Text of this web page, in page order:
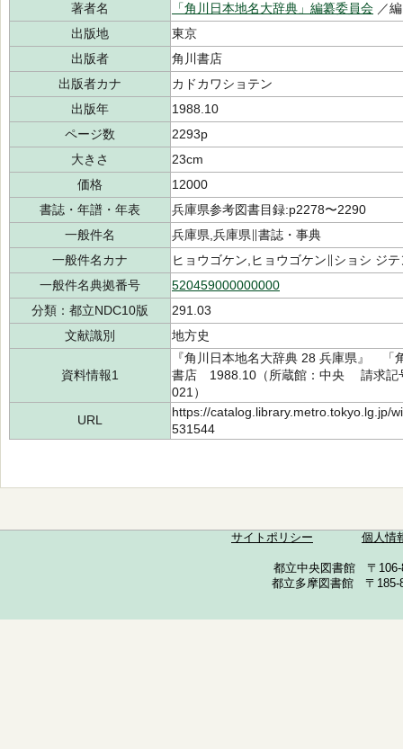
著者名
「角川日本地名大辞典」編纂委員会 ／編
出版地
東京
出版者
角川書店
出版者カナ
カドカワショテン
出版年
1988.10
ページ数
2293p
大きさ
23cm
価格
12000
書誌・年譜・年表
兵庫県参考図書目録:p2278〜2290
一般件名
兵庫県,兵庫県∥書誌・事典
一般件名カナ
ヒョウゴケン,ヒョウゴケン∥ショシ ジテ
一般件名典拠番号
520459000000000
分類：都立NDC10版
291.03
文献識別
地方史
資料情報1
『角川日本地名大辞典 28 兵庫県』
書店 1988.10（所蔵館：中央 請求記
021）
URL
https://catalog.library.metro.tokyo.lg.jp/
531544
サイトポリシー 個人情
都立中央図書館 〒
都立多摩図書館 〒185-